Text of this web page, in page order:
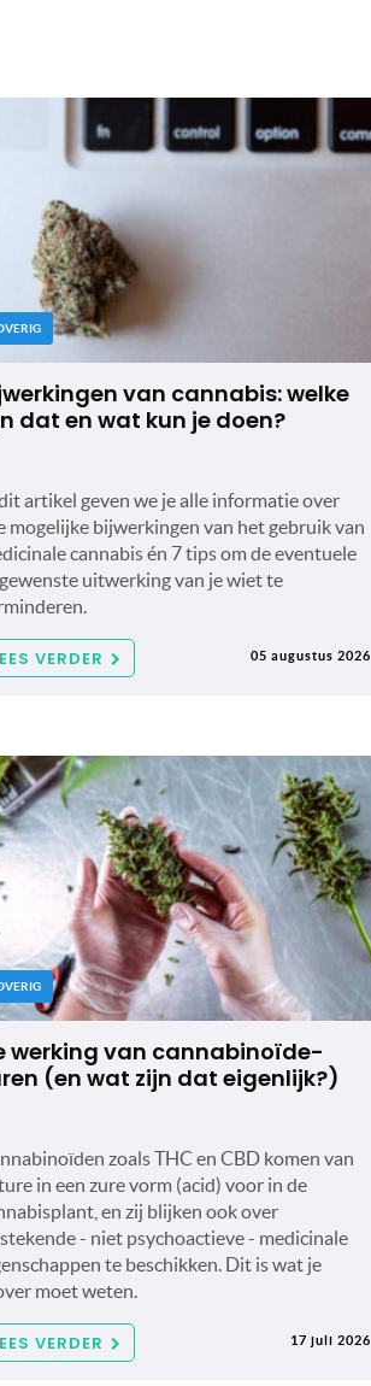
van cannabis: welke
dat en wat kun je doen?
artikel geven we je alle informatie over
mogelijke bijwerkingen van het gebruik van
cannabis én 7 tips om de eventuele
uitwerking van je wiet te
VERDER 05 augustus 2026
werking van cannabinoïde-
(en wat zijn dat eigenlijk?)
zoals THC en CBD komen van
in een zure vorm (acid) voor in de
en zij blijken ook over
- niet psychoactieve - medicinale
te beschikken. Dit is wat je
moet weten.
VERDER 17 juli 2026